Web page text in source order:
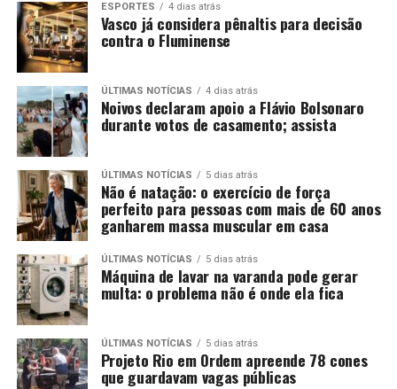
ESPORTES 4 dias atrás
Vasco já considera pênaltis para decisão
contra o Fluminense
ÚLTIMAS NOTÍCIAS 4 dias atrás
Noivos declaram apoio a Flávio Bolsonaro
durante votos de casamento; assista
ÚLTIMAS NOTÍCIAS 5 dias atrás
Não é natação: o exercício de força
perfeito para pessoas com mais de 60 anos
ganharem massa muscular em casa
ÚLTIMAS NOTÍCIAS 5 dias atrás
Máquina de lavar na varanda pode gerar
multa: o problema não é onde ela fica
ÚLTIMAS NOTÍCIAS 5 dias atrás
Projeto Rio em Ordem apreende 78 cones
que guardavam vagas públicas